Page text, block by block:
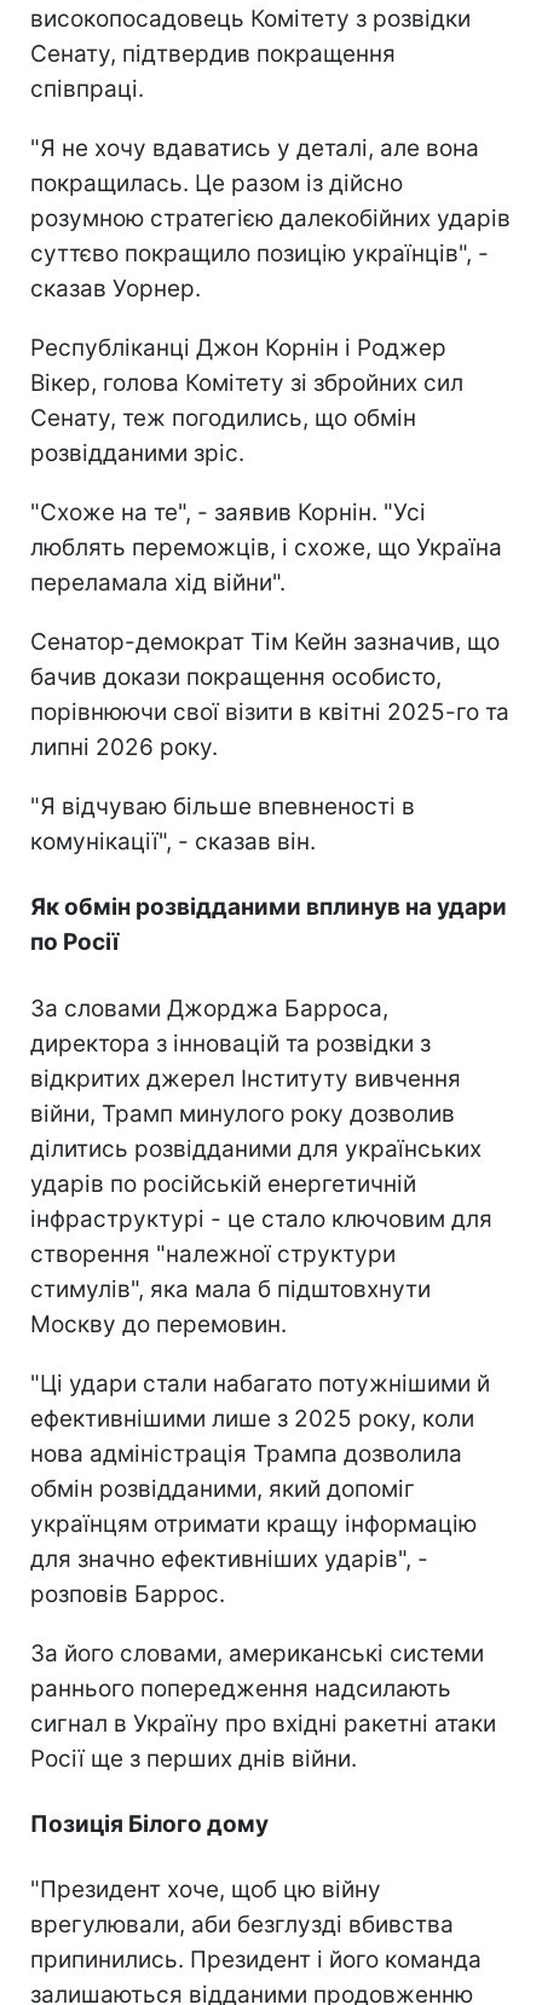
високопосадовець Комітету з розвідки
Сенату, підтвердив покращення
співпраці.
"Я не хочу вдаватись у деталі, але вона
покращилась. Це разом із дійсно
розумною стратегією далекобійних ударів
суттєво покращило позицію українців", -
сказав Уорнер.
Республіканці Джон Корнін і Роджер
Вікер, голова Комітету зі збройних сил
Сенату, теж погодились, що обмін
розвідданими зріс.
"Схоже на те", - заявив Корнін. "Усі
люблять переможців, і схоже, що Україна
переламала хід війни".
Сенатор-демократ Тім Кейн зазначив, що
бачив докази покращення особисто,
порівнюючи свої візити в квітні 2025-го та
липні 2026 року.
"Я відчуваю більше впевненості в
комунікації", - сказав він.
Як обмін розвідданими вплинув на удари
по Росії
За словами Джорджа Барроса,
директора з інновацій та розвідки з
відкритих джерел Інституту вивчення
війни, Трамп минулого року дозволив
ділитись розвідданими для українських
ударів по російській енергетичній
інфраструктурі - це стало ключовим для
створення "належної структури
стимулів", яка мала б підштовхнути
Москву до перемовин.
"Ці удари стали набагато потужнішими й
ефективнішими лише з 2025 року, коли
нова адміністрація Трампа дозволила
обмін розвідданими, який допоміг
українцям отримати кращу інформацію
для значно ефективніших ударів", -
розповів Баррос.
За його словами, американські системи
раннього попередження надсилають
сигнал в Україну про вхідні ракетні атаки
Росії ще з перших днів війни.
Позиція Білого дому
"Президент хоче, щоб цю війну
врегулювали, аби безглузді вбивства
припинились. Президент і його команда
залишаються відданими продовженню